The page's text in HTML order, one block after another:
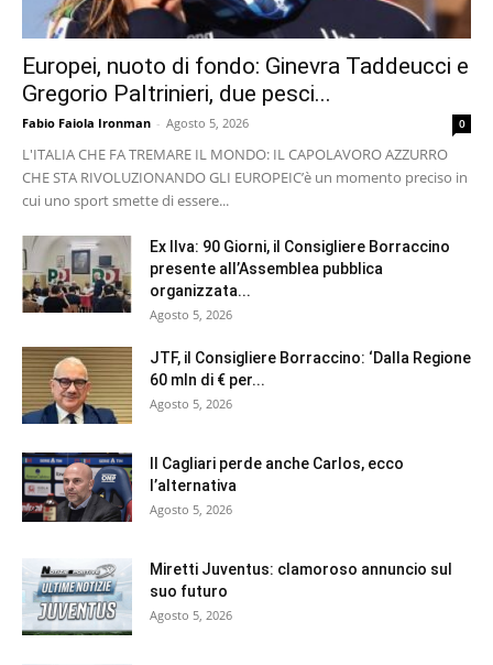
Europei, nuoto di fondo: Ginevra Taddeucci e
Gregorio Paltrinieri, due pesci...
Fabio Faiola Ironman - Agosto 5, 2026 0
L'ITALIA CHE FA TREMARE IL MONDO: IL CAPOLAVORO AZZURRO
CHE STA RIVOLUZIONANDO GLI EUROPEI ​C’è un momento preciso in
cui uno sport smette di essere...
Ex Ilva: 90 Giorni, il Consigliere Borraccino
presente all’Assemblea pubblica
organizzata...
Agosto 5, 2026
JTF, il Consigliere Borraccino: ‘Dalla Regione
60 mln di € per...
Agosto 5, 2026
Il Cagliari perde anche Carlos, ecco
l’alternativa
Agosto 5, 2026
Miretti Juventus: clamoroso annuncio sul
suo futuro
Agosto 5, 2026